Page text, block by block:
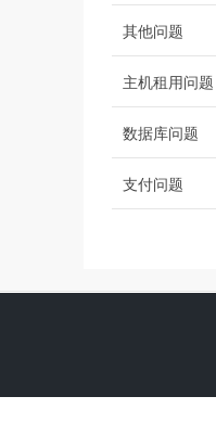
其他问题
主机租用问题
数据库问题
支付问题